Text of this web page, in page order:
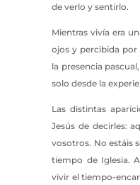
de verlo y sentirlo.
Mientras vivía era
ojos y percibida por
la presencia
solo desde la
Las distintas
Jesús de decirles:
vosotros. No estáis
tiempo de Iglesia.
vivir el tiempo-